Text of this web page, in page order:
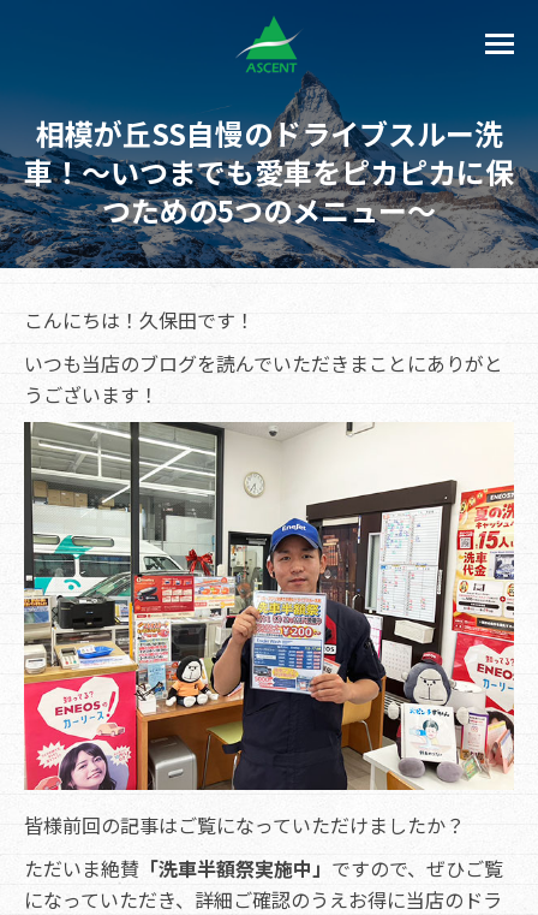
相模が丘SS自慢のドライブスルー洗
車！～いつまでも愛車をピカピカに保
つための5つのメニュー～
こんにちは！久保田です！
いつも当店のブログを読んでいただきまことにありがと
うございます！
皆様前回の記事はご覧になっていただけましたか？
ただいま絶賛 「洗車半額祭実施中」 ですので、ぜひご覧
になっていただき、詳細ご確認のうえお得に当店のドラ